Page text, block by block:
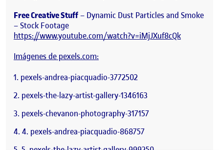
Free Creative Stuff– Dynamic Dust Particles and Smoke
– Stock Footage
https://www.youtube.com/watch?v=iMjJXuf8cQk
Imágenes de pexels.com:
pexels-andrea-piacquadio-3772502
pexels-the-lazy-artist-gallery-1346163
pexels-chevanon-photography-317157
4. pexels-andrea-piacquadio-868757